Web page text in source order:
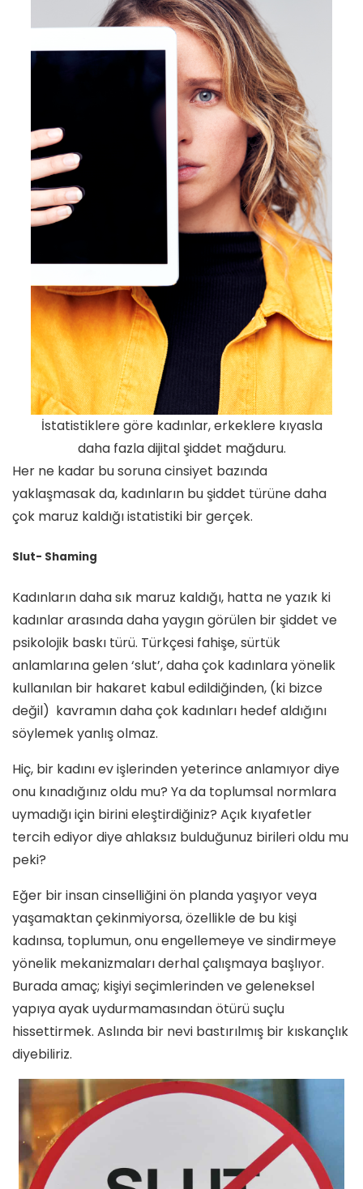
İstatistiklere göre kadınlar, erkeklere kıyasla
daha fazla dijital şiddet mağduru.
Her ne kadar bu soruna cinsiyet bazında
yaklaşmasak da, kadınların bu şiddet türüne daha
çok maruz kaldığı istatistiki bir gerçek.
Slut- Shaming
Kadınların daha sık maruz kaldığı, hatta ne yazık ki
kadınlar arasında daha yaygın görülen bir şiddet ve
psikolojik baskı türü. Türkçesi fahişe, sürtük
anlamlarına gelen ‘slut’, daha çok kadınlara yönelik
kullanılan bir hakaret kabul edildiğinden, (ki bizce
değil) kavramın daha çok kadınları hedef aldığını
söylemek yanlış olmaz.
Hiç, bir kadını ev işlerinden yeterince anlamıyor diye
onu kınadığınız oldu mu? Ya da toplumsal normlara
uymadığı için birini eleştirdiğiniz? Açık kıyafetler
tercih ediyor diye ahlaksız bulduğunuz birileri oldu mu
peki?
Eğer bir insan cinselliğini ön planda yaşıyor veya
yaşamaktan çekinmiyorsa, özellikle de bu kişi
kadınsa, toplumun, onu engellemeye ve sindirmeye
yönelik mekanizmaları derhal çalışmaya başlıyor.
Burada amaç; kişiyi seçimlerinden ve geleneksel
yapıya ayak uydurmamasından ötürü suçlu
hissettirmek. Aslında bir nevi bastırılmış bir kıskançlık
diyebiliriz.